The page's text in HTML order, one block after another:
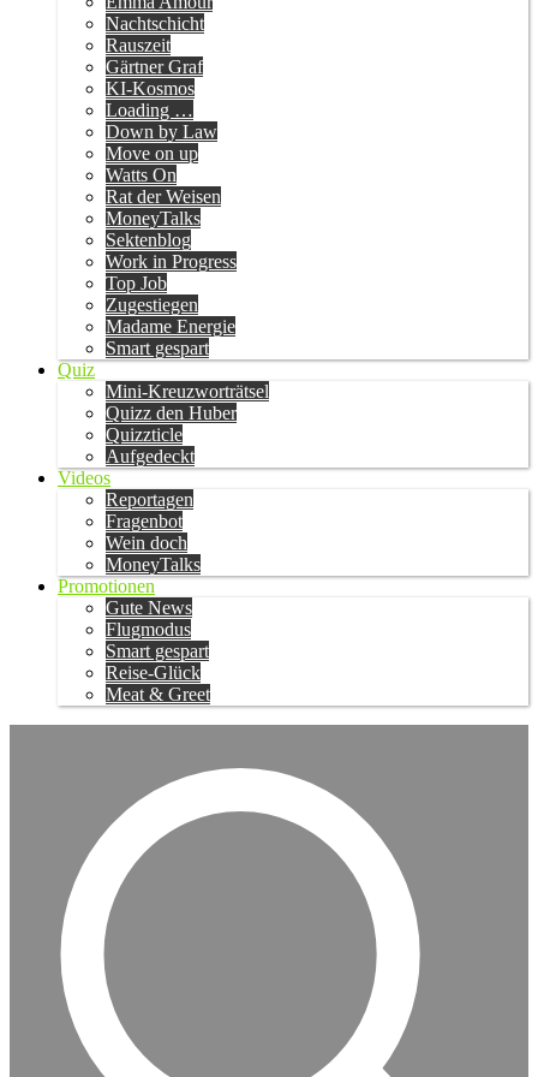
Nachtschicht
Rauszeit
Gärtner Graf
KI-Kosmos
Loading …
Down by Law
Move on up
Watts On
Rat der Weisen
MoneyTalks
Sektenblog
Work in Progress
Top Job
Zugestiegen
Madame Energie
Smart gespart
Quiz
Mini-Kreuzworträtsel
Quizz den Huber
Quizzticle
Aufgedeckt
Videos
Reportagen
Fragenbot
Wein doch
MoneyTalks
Promotionen
Gute News
Flugmodus
Smart gespart
Reise-Glück
Meat & Greet